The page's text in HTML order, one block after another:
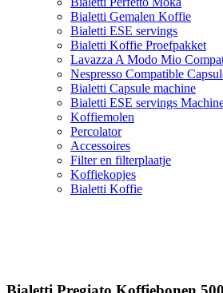
Bialetti Gemalen Koffie
Bialetti ESE servings
Bialetti Koffie Proefpakket
Lavazza A Modo Mio
Nespresso Compatible
Bialetti Capsule machine
Bialetti ESE servings
Koffiemolen
Percolator
Accessoires
Filter en filterplaatje
Koffiekopjes
Bialetti Koffie